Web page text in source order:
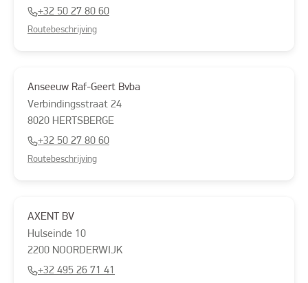
+32 50 27 80 60
Routebeschrijving
Anseeuw Raf-Geert Bvba
Verbindingsstraat 24
8020 HERTSBERGE
+32 50 27 80 60
Routebeschrijving
AXENT BV
Hulseinde 10
2200 NOORDERWIJK
+32 495 26 71 41